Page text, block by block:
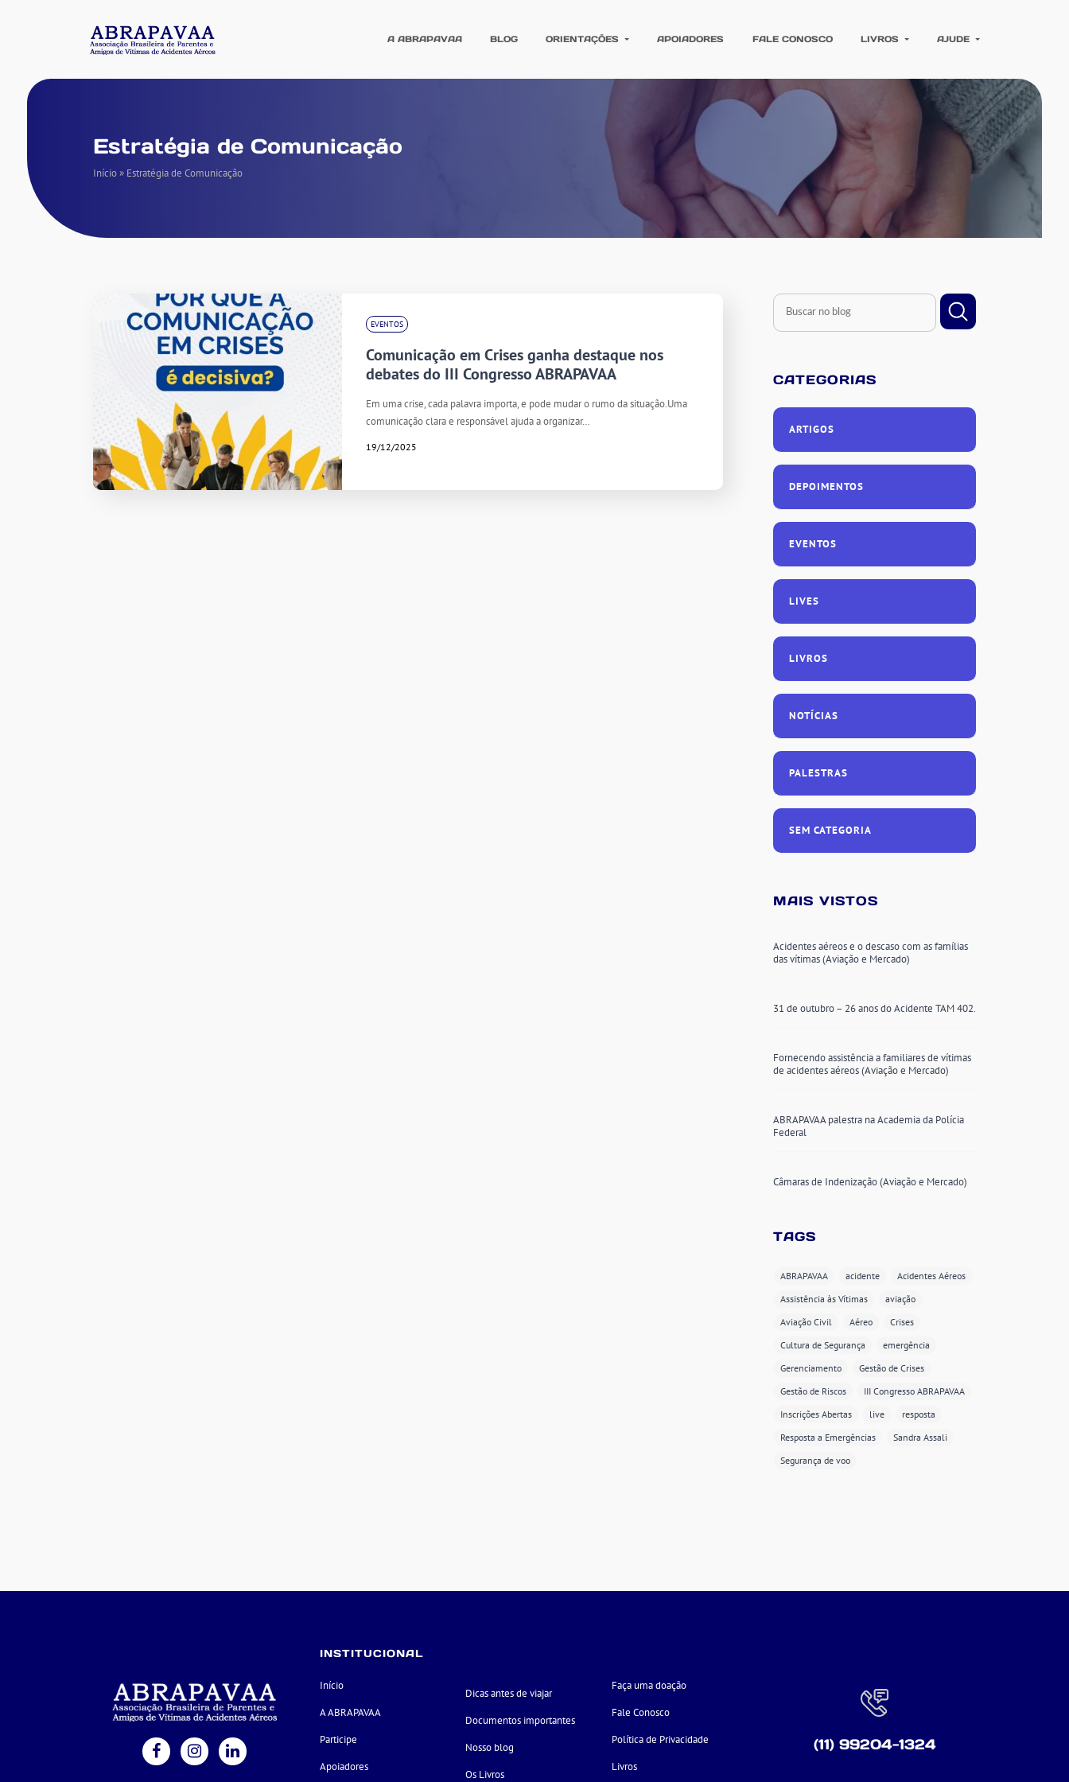
A ABRAPAVAA BLOG ORIENTAÇÕES APOIADORES FALE CONOSCO LIVROS AJUDE
Estratégia de Comunicação
Início» Estratégia de Comunicação
EVENTOS
Comunicação em Crises ganha destaque nos
debates do III Congresso ABRAPAVAA
Em uma crise, cada palavra importa, e pode mudar o rumo da situação.Uma
comunicação clara e responsável ajuda a organizar…
19/12/2025
CATEGORIAS
ARTIGOS
DEPOIMENTOS
EVENTOS
LIVES
LIVROS
NOTÍCIAS
PALESTRAS
SEM CATEGORIA
MAIS VISTOS
Acidentes aéreos e o descaso com as famílias
das vítimas (Aviação e Mercado)
31 de outubro – 26 anos do Acidente TAM 402.
Fornecendo assistência a familiares de vítimas
de acidentes aéreos (Aviação e Mercado)
ABRAPAVAA palestra na Academia da Polícia
Federal
Câmaras de Indenização (Aviação e Mercado)
TAGS
ABRAPAVAA acidente
Acidentes Aéreos
Assistência às Vítimas
aviação
Aviação Civil
Aéreo
Crises
Cultura de Segurança
emergência
Gerenciamento
Gestão de Crises
Gestão de Riscos
III Congresso ABRAPAVAA
Inscrições Abertas
live
resposta
Resposta a Emergências
Sandra Assali
Segurança de voo
INSTITUCIONAL
Início
A ABRAPAVAA
Participe
Apoiadores
Dicas antes de viajar
Documentos importantes
Nosso blog
Os Livros
Faça uma doação
Fale Conosco
Política de Privacidade
Livros
(11) 99204-1324